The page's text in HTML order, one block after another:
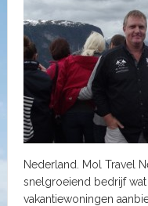
Nederland. Mol Travel
snelgroeiend bedrijf
vakantiewoningen